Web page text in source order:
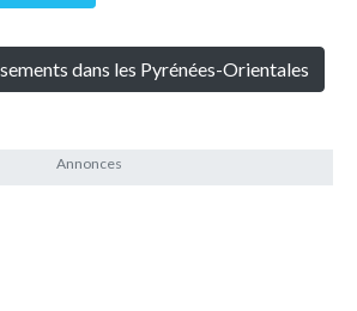
dans les Pyrénées-Orientales